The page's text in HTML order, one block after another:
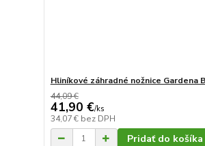
Hliníkové záhradné nožnice Gardena
44,09 €
41,90 €/ks
34,07 € bez DPH
Pridať do košíka